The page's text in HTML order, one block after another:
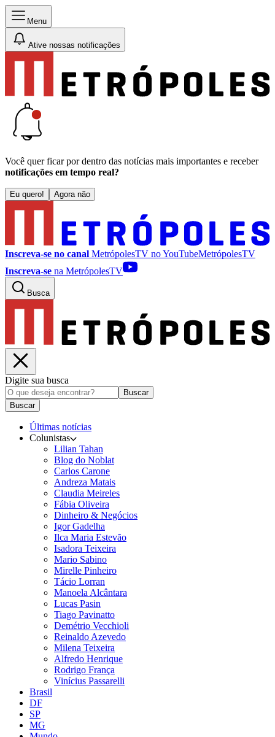
Menu
Ative nossas notificações
Você quer ficar por dentro das notícias mais importantes e receber
notificações em tempo real?
Eu quero! Agora não
Inscreva-se no canal MetrópolesTV noYouTubeMetrópolesTV
Inscreva-se na MetrópolesTV
Busca
Digite sua busca
Buscar
Buscar
Últimas notícias
Colunistas
Lilian Tahan
Blog do Noblat
Carlos Carone
Andreza Matais
Claudia Meireles
Fábia Oliveira
Dinheiro & Negócios
Igor Gadelha
Ilca Maria Estevão
Isadora Teixeira
Mario Sabino
Mirelle Pinheiro
Tácio Lorran
Manoela Alcântara
Lucas Pasin
Tiago Pavinatto
Demétrio Vecchioli
Reinaldo Azevedo
Milena Teixeira
Alfredo Henrique
Rodrigo França
Vinícius Passarelli
Brasil
DF
SP
MG